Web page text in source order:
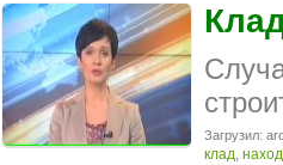
Загрузил:
клад,